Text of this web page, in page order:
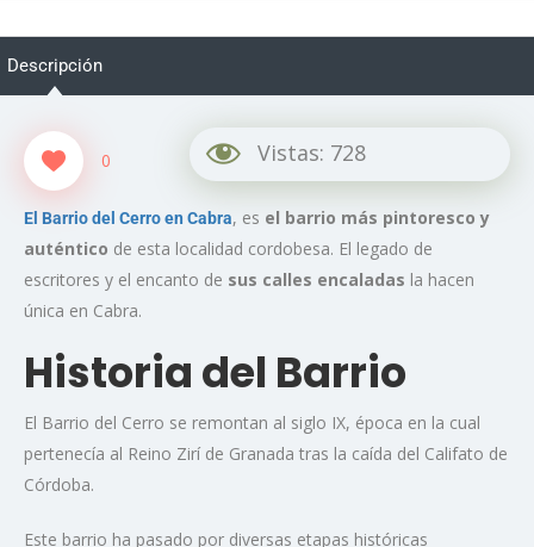
Descripción
0 Vistas: 728
El Barrio del Cerro en Cabra, es el barrio más pintoresco y
auténtico de esta localidad cordobesa. El legado de
escritores y el encanto de sus calles encaladas la hacen
única en Cabra.
Historia del Barrio
El Barrio del Cerro se remontan al siglo IX, época en la cual
pertenecía al Reino Zirí de Granada tras la caída del Califato de
Córdoba.
Este barrio ha pasado por diversas etapas históricas